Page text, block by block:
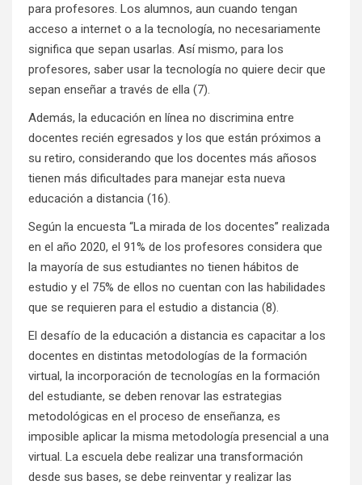
para profesores. Los alumnos, aun cuando tengan
acceso a internet o a la tecnología, no necesariamente
significa que sepan usarlas. Así mismo, para los
profesores, saber usar la tecnología no quiere decir que
sepan enseñar a través de ella (7).
Además, la educación en línea no discrimina entre
docentes recién egresados y los que están próximos a
su retiro, considerando que los docentes más añosos
tienen más dificultades para manejar esta nueva
educación a distancia (16).
Según la encuesta “La mirada de los docentes” realizada
en el año 2020, el 91% de los profesores considera que
la mayoría de sus estudiantes no tienen hábitos de
estudio y el 75% de ellos no cuentan con las habilidades
que se requieren para el estudio a distancia (8).
El desafío de la educación a distancia es capacitar a los
docentes en distintas metodologías de la formación
virtual, la incorporación de tecnologías en la formación
del estudiante, se deben renovar las estrategias
metodológicas en el proceso de enseñanza, es
imposible aplicar la misma metodología presencial a una
virtual. La escuela debe realizar una transformación
desde sus bases, se debe reinventar y realizar las